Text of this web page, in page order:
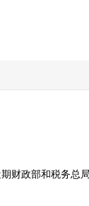
财政部和税务